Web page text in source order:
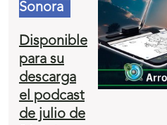
Sonora
Disponible
para su
descarga
el podcast
de julio de